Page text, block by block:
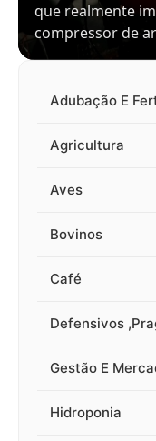
que realmente
compressor de
Adubação E
Agricultura
Aves
Bovinos
Café
Defensivos
Gestão E
Hidroponia